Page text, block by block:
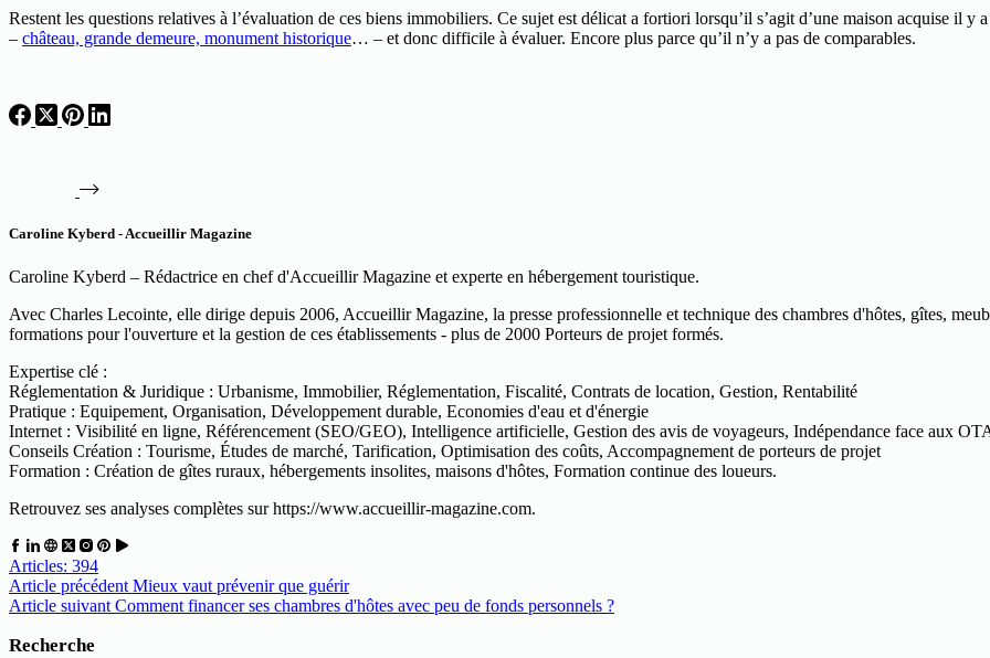
Restent les questions relatives à l’évaluation de ces biens immobiliers. Ce sujet est délicat a fortiori lorsqu’il s’agit d’une maison acquise il y
– château, grande demeure, monument historique… – et donc difficile à évaluer. Encore plus parce qu’il n’y a pas de comparables.
Caroline Kyberd - Accueillir Magazine
Caroline Kyberd – Rédactrice en chef d'Accueillir Magazine et experte en hébergement touristique.
Avec Charles Lecointe, elle dirige depuis 2006, Accueillir Magazine, la presse professionnelle et technique des chambres d'hôtes, gîtes,
formations pour l'ouverture et la gestion de ces établissements - plus de 2000 Porteurs de projet formés.
Expertise clé :
Réglementation & Juridique : Urbanisme, Immobilier, Réglementation, Fiscalité, Contrats de location, Gestion, Rentabilité
Pratique : Equipement, Organisation, Développement durable, Economies d'eau et d'énergie
Internet : Visibilité en ligne, Référencement (SEO/GEO), Intelligence artificielle, Gestion des avis de voyageurs, Indépendance face aux
Conseils Création : Tourisme, Études de marché, Tarification, Optimisation des coûts, Accompagnement de porteurs de projet
Formation : Création de gîtes ruraux, hébergements insolites, maisons d'hôtes, Formation continue des loueurs.
Retrouvez ses analyses complètes sur https://www.accueillir-magazine.com.
Articles: 394
Article précédent Mieux vaut prévenir que guérir
Article suivant Comment financer ses chambres d'hôtes avec peu de fonds personnels ?
Recherche